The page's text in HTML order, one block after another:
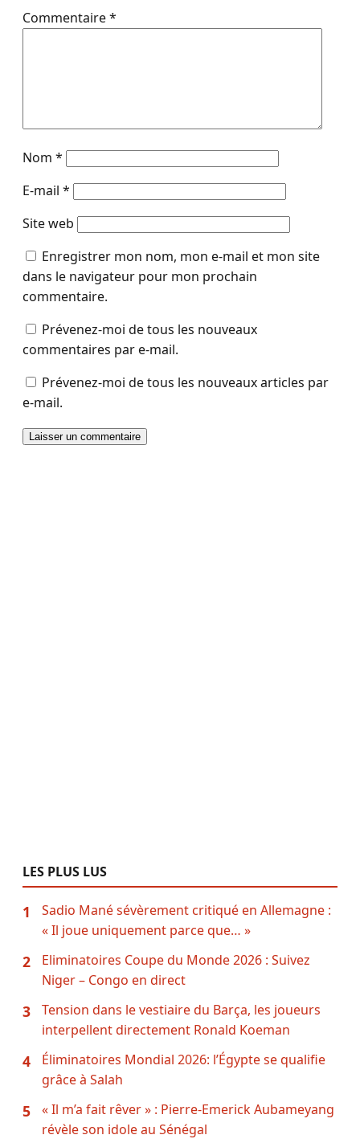
Commentaire*
Nom *
E-mail *
Site web
Enregistrer mon nom, mon e-mail et mon site
dans le navigateur pour mon prochain
commentaire.
Prévenez-moi de tous les nouveaux
commentaires par e-mail.
Prévenez-moi de tous les nouveaux articles par
e-mail.
LES PLUS LUS
1
Sadio Mané sévèrement critiqué en Allemagne :
« Il joue uniquement parce que… »
2
Eliminatoires Coupe du Monde 2026 : Suivez
Niger – Congo en direct
3
Tension dans le vestiaire du Barça, les joueurs
interpellent directement Ronald Koeman
4
Éliminatoires Mondial 2026: l’Égypte se qualifie
grâce à Salah
5
« Il m’a fait rêver » : Pierre-Emerick Aubameyang
révèle son idole au Sénégal